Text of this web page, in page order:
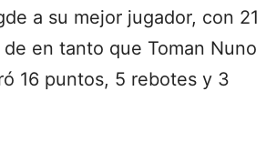
a su mejor jugador, con 21
en tanto que Toman Nuno
16 puntos, 5 rebotes y 3